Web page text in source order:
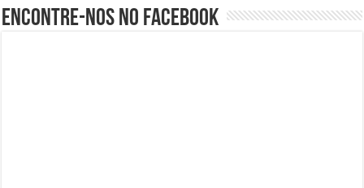
Encontre-nos no Facebook